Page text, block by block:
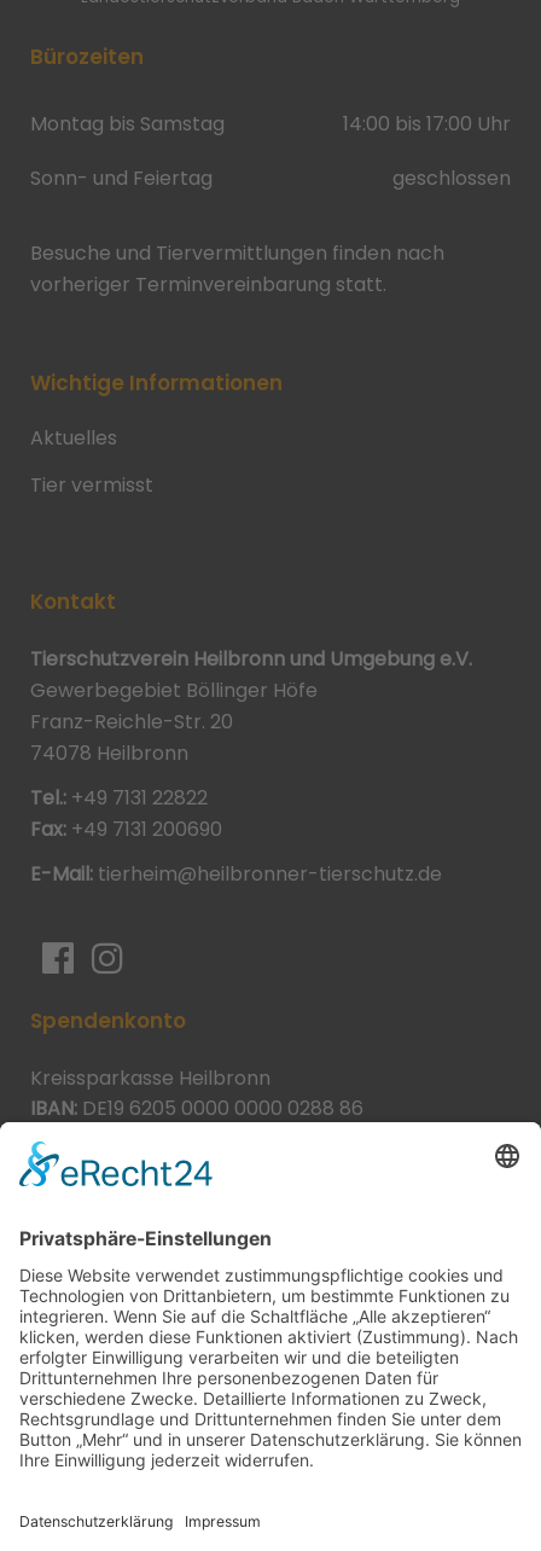
Bürozeiten
Montag bis Samstag
14:00 bis 17:00 Uhr
Sonn- und Feiertag
geschlossen
Besuche und Tiervermittlungen finden nach
vorheriger Terminvereinbarung statt.
Wichtige Informationen
Aktuelles
Tier vermisst
Kontakt
Tierschutzverein Heilbronn und Umgebung e.V.
Gewerbegebiet Böllinger Höfe
Franz-Reichle-Str. 20
74078 Heilbronn
Tel.: +49 7131 22822
Fax: +49 7131 200690
E-Mail: tierheim@heilbronner-tierschutz.de
Spendenkonto
Kreissparkasse Heilbronn
IBAN: DE19 6205 0000 0000 0288 86
BIC:
Spende direkt via PayPal
JETZT SPENDEN
paypal@heilbronner-tierschutz.de